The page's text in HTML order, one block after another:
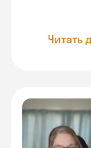
Читать